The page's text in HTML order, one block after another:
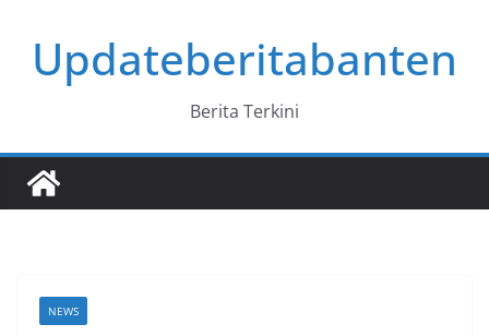
contentUpdateberitabanten
Berita Terkini
NEWS